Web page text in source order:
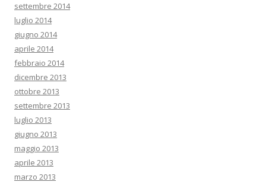
settembre 2014
luglio 2014
giugno 2014
aprile 2014
febbraio 2014
dicembre 2013
ottobre 2013
settembre 2013
luglio 2013
giugno 2013
maggio 2013
aprile 2013
marzo 2013